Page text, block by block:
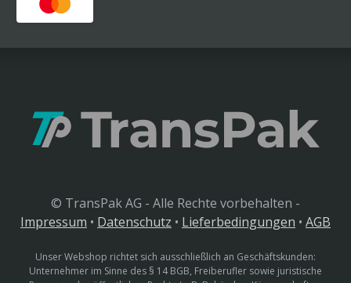
© TransPak AG - Alle Rechte vorbehalten -
Impressum • Datenschutz • Lieferbedingungen • AGB
Unser Webshop richtet sich ausschließlich an Geschäftskunden:
Unternehmer im Sinne des § 14 BGB, Freiberufler sowie juristische